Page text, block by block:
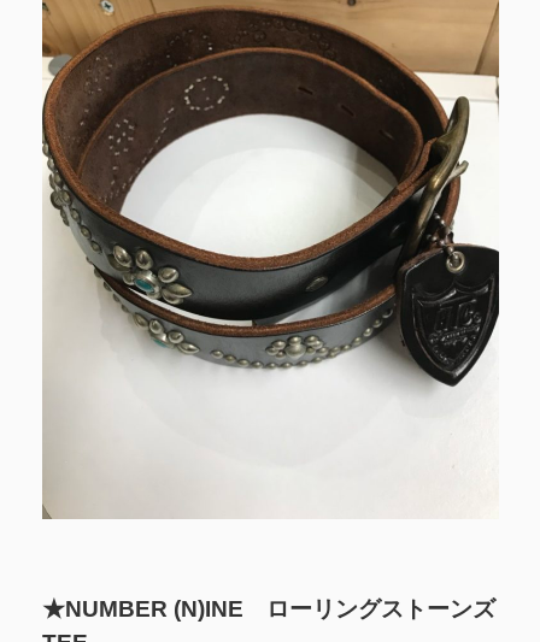
★NUMBER (N)INE ローリングストーンズ